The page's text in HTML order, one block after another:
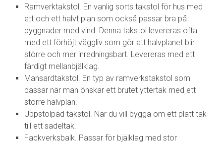
Ramverktakstol. En vanlig sorts takstol för hus med
ett och ett halvt plan som också passar bra på
byggnader med vind. Denna takstol levereras ofta
med ett förhöjt väggliv som gör att halvplanet blir
större och mer inredningsbart. Levereras med ett
färdigt mellanbjälklag.
Mansardtakstol. En typ av ramverkstakstol som
passar när man önskar ett brutet yttertak med ett
större halvplan.
Uppstolpad takstol. När du vill bygga om ett platt tak
till ett sadeltak.
Fackverksbalk. Passar för bjälklag med stor